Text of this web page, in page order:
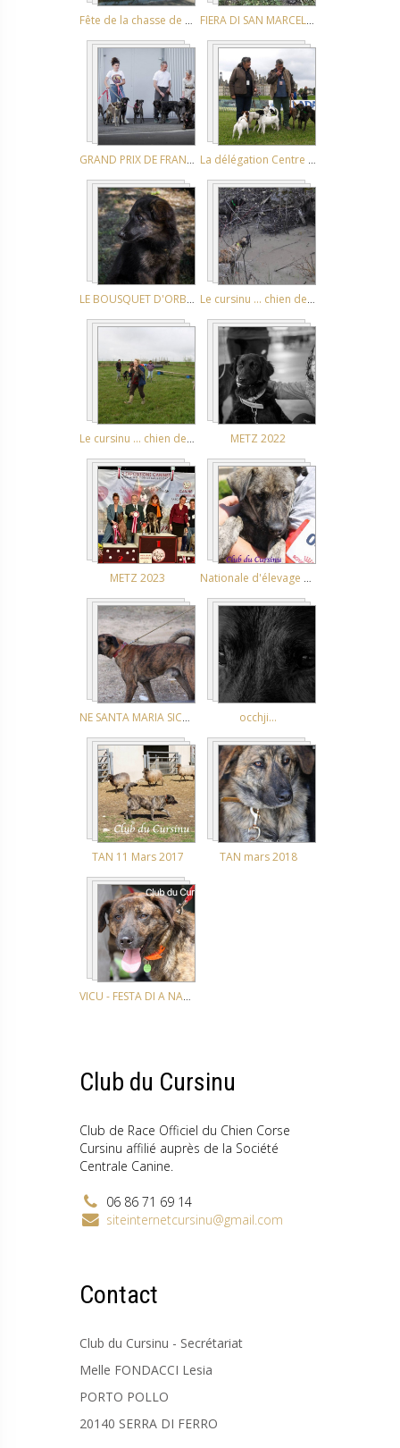
Fête de la chasse de MANOSQUE - 7 JUILLET 2013 FIERA DI SAN MARCELLU 03/02/2019
GRAND PRIX DE FRANCE - CHAMPIONNAT DE FRANCE La délégation Centre du club du Cursinu au Game Fair de Chambord 2013
LE BOUSQUET D'ORB 08/07/2018 Le cursinu ... chien de chasse
Le cursinu ... chien de recherche en décombres METZ 2022
METZ 2023 Nationale d'élevage SARRA DI FARRU 10-11/06/2017
NE SANTA MARIA SICHE 2 et 3 octobre 2021 occhji...
TAN 11 Mars 2017 TAN mars 2018
VICU - FESTA DI A NATURA 27.05.18
Club du Cursinu
Club de Race Officiel du Chien Corse
Cursinu affilié auprès de la Société
Centrale Canine.
06 86 71 69 14
siteinternetcursinu@gmail.com
Contact
Club du Cursinu - Secrétariat
Melle FONDACCI Lesia
PORTO POLLO
20140 SERRA DI FERRO